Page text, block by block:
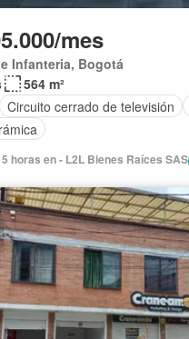
mes
Infanteria, Bogotá
564 m²
Circuito cerrado de televisión
horas en - L2L Bienes Raíces SAS